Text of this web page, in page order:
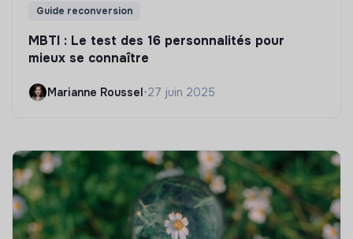
Guide reconversion
MBTI : Le test des 16 personnalités pour
mieux se connaître
Marianne Roussel•27 juin 2025